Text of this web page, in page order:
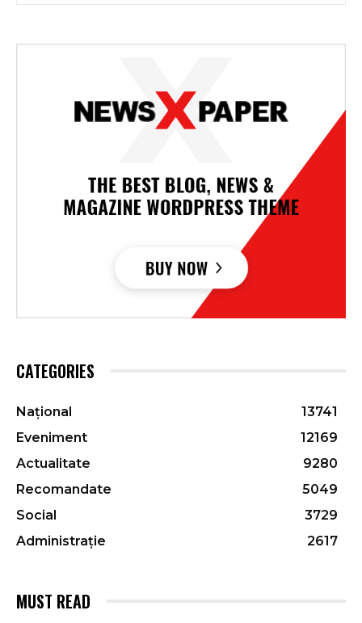
CATEGORIES
Național
13741
Eveniment
12169
Actualitate
9280
Recomandate
5049
Social
3729
Administrație
2617
MUST READ